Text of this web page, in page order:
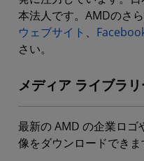
本法人です。AMDのさ
ウェブサイト 、
さい。
メディア ライブラリ
最新の AMD の企業ロゴ
像をダウンロードできま